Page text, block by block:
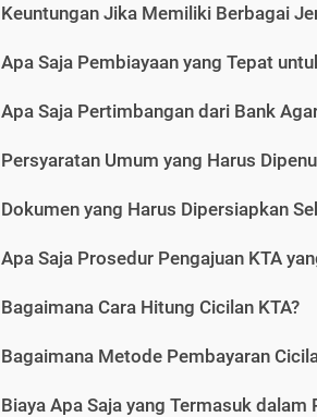
Keuntungan Jika Memiliki Berbagai
Apa Saja Pembiayaan yang Tepat
Apa Saja Pertimbangan dari Bank
Persyaratan Umum yang Harus
Dokumen yang Harus Dipersiapkan
Apa Saja Prosedur Pengajuan KTA
Bagaimana Cara Hitung Cicilan KTA?
Bagaimana Metode Pembayaran
Biaya Apa Saja yang Termasuk dalam